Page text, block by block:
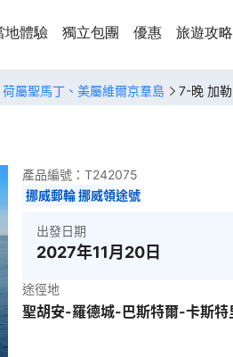
地體驗 獨立包團 優惠 旅遊攻略
屬聖馬丁、美屬維爾京羣島 7-晚 加
產品編號： T242075
挪威郵輪 挪威領途號
出發日期
2027年11月20日
途徑地
聖胡安-羅德城-巴斯特爾-卡斯